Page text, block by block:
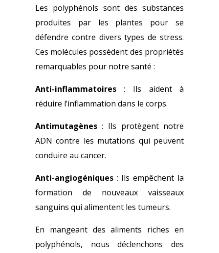
Les polyphénols sont des substances
produites par les plantes pour se
défendre contre divers types de stress.
Ces molécules possèdent des propriétés
remarquables pour notre santé :
Anti-inflammatoires: Ils aident à
réduire l’inflammation dans le corps.
Antimutagènes: Ils protègent notre
ADN contre les mutations qui peuvent
conduire au cancer.
Anti-angiogéniques: Ils empêchent la
formation de nouveaux vaisseaux
sanguins qui alimentent les tumeurs.
En mangeant des aliments riches en
polyphénols, nous déclenchons des